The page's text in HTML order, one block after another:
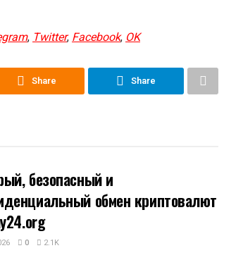
, Twitter, Facebook, OK
Share Share
безопасный и
обмен криптовалют
0 2.1K